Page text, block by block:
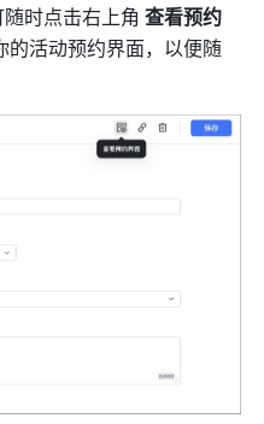
随时点击右上角 查看预约
的活动预约界面，以便随